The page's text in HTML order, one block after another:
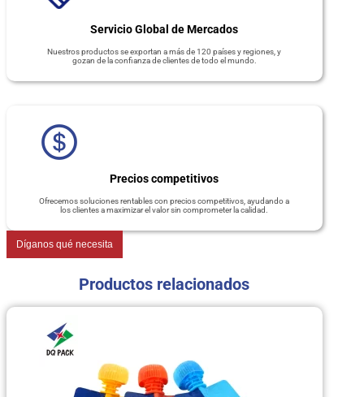
Servicio Global de Mercados
Nuestros productos se exportan a más de 120 países y regiones, y
gozan de la confianza de clientes de todo el mundo.
Precios competitivos
Ofrecemos soluciones rentables con precios competitivos, ayudando a
los clientes a maximizar el valor sin comprometer la calidad.
Díganos qué necesita
Productos relacionados